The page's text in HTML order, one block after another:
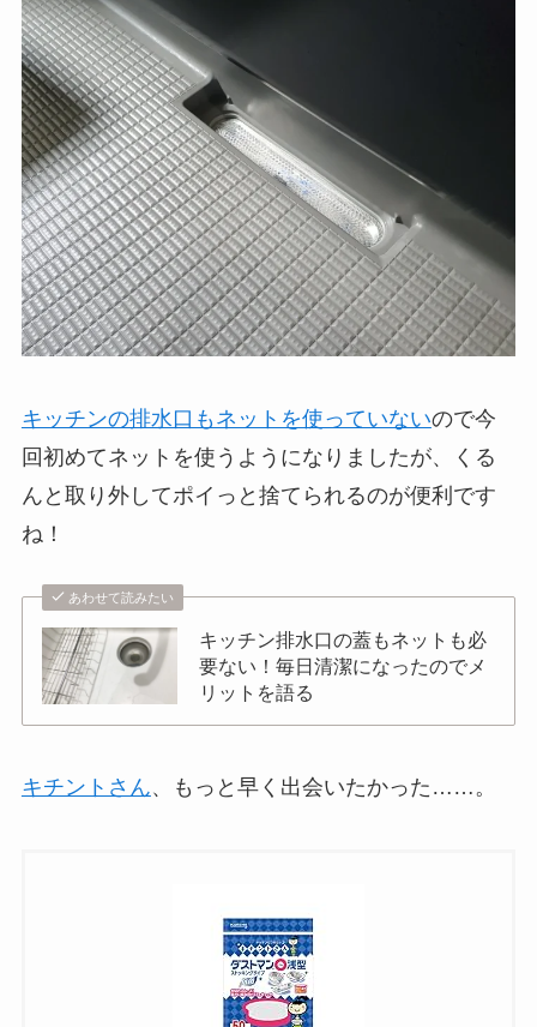
キッチンの排水口もネットを使っていないので今
回初めてネットを使うようになりましたが、くる
んと取り外してポイっと捨てられるのが便利です
ね！
あわせて読みたい
キッチン排水口の蓋もネットも必
要ない！毎日清潔になったのでメ
リットを語る
キチントさん、もっと早く出会いたかった……。